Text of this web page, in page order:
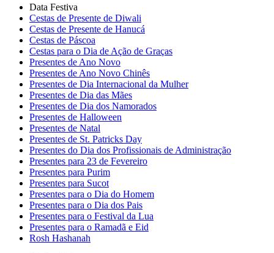
Data Festiva
Cestas de Presente de Diwali
Cestas de Presente de Hanucá
Cestas de Páscoa
Cestas para o Dia de Ação de Graças
Presentes de Ano Novo
Presentes de Ano Novo Chinês
Presentes de Dia Internacional da Mulher
Presentes de Dia das Mães
Presentes de Dia dos Namorados
Presentes de Halloween
Presentes de Natal
Presentes de St. Patricks Day
Presentes do Dia dos Profissionais de Administração
Presentes para 23 de Fevereiro
Presentes para Purim
Presentes para Sucot
Presentes para o Dia do Homem
Presentes para o Dia dos Pais
Presentes para o Festival da Lua
Presentes para o Ramadã e Eid
Rosh Hashanah